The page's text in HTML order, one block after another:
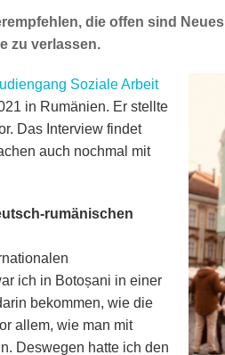
die offen sind Neues
zu verlassen.
Soziale Arbeit
in Rumänien. Er stellte
Das Interview findet
auch nochmal mit
rumänischen
ich in Botoșani in einer
bekommen, wie die
allem, wie man mit
Deswegen hatte ich den